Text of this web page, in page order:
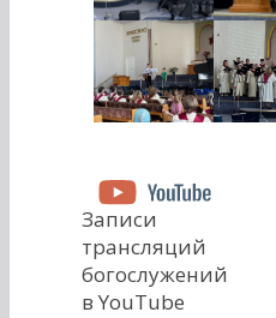
Записи
трансляций
богослужений
в YouTube